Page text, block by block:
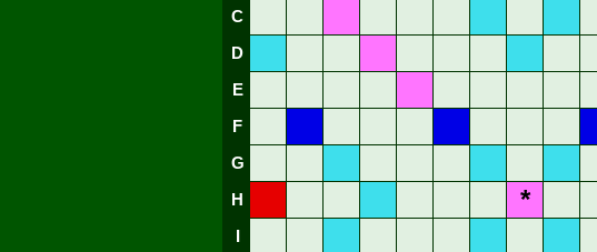
C
D
E
F
G
H *